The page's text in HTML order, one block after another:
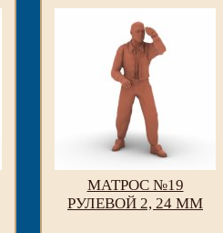
МАТРОС №19
РУЛЕВОЙ 2, 24 ММ